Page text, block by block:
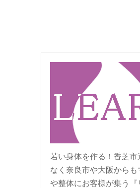
若い身体を作る！香芝市
なく奈良市や大阪からも
や整体にお客様が集う『